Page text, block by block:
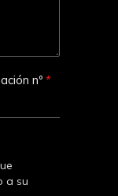
nº *
a su